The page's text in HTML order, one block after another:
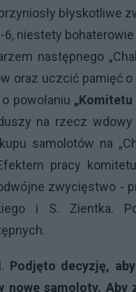
błyskotliwe
6, niestety
następnego
oraz uczcić pamięć o
powołaniu
na rzecz
samolotów na
pracy
zwycięstwo -
i S. Zientka.
Podjęto decyzję,
samoloty. Aby